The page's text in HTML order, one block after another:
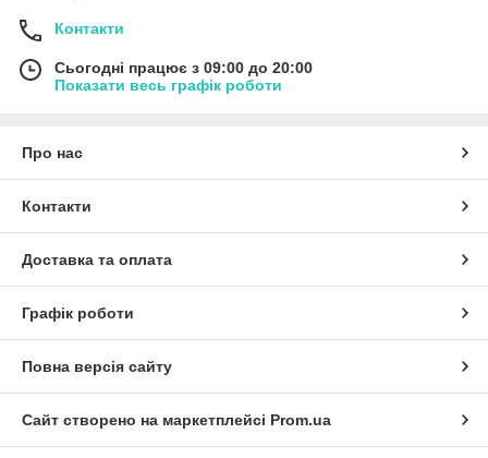
Контакти
Сьогодні працює з 09:00 до 20:00
Показати весь графік роботи
Про нас
Контакти
Доставка та оплата
Графік роботи
Повна версія сайту
Сайт створено на маркетплейсі Prom.ua